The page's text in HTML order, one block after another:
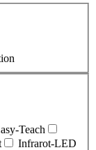
Teach
Infrarot-LED